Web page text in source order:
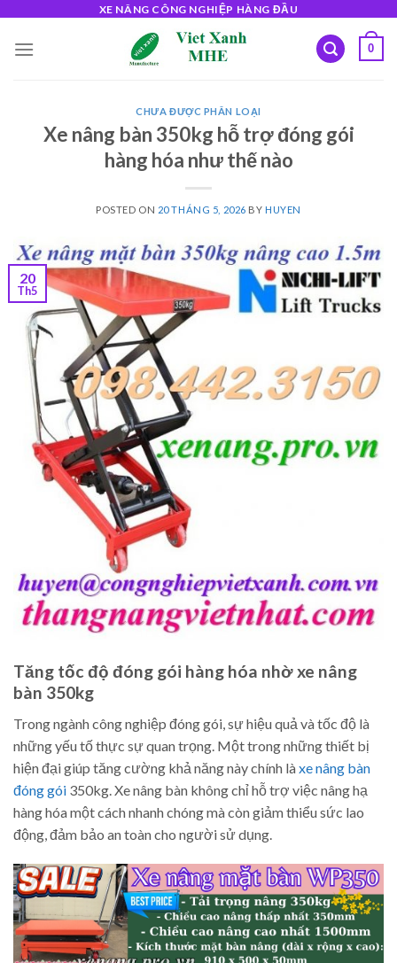
content
XE NÂNG CÔNG NGHIỆP HÀNG ĐẦU
0
CHƯA ĐƯỢC PHÂN LOẠI
Xe nâng bàn 350kg hỗ trợ đóng gói
hàng hóa như thế nào
POSTED ON 20 THÁNG 5, 2026 BY HUYEN
20
Th5
Tăng tốc độ đóng gói hàng hóa nhờ xe nâng
bàn 350kg
Trong ngành công nghiệp đóng gói, sự hiệu quả và tốc độ là
những yếu tố thực sự quan trọng. Một trong những thiết bị
hiện đại giúp tăng cường khả năng này chính làxe nâng bàn
đóng gói 350kg. Xe nâng bàn không chỉ hỗ trợ việc nâng hạ
hàng hóa một cách nhanh chóng mà còn giảm thiểu sức lao
động, đảm bảo an toàn cho người sử dụng.